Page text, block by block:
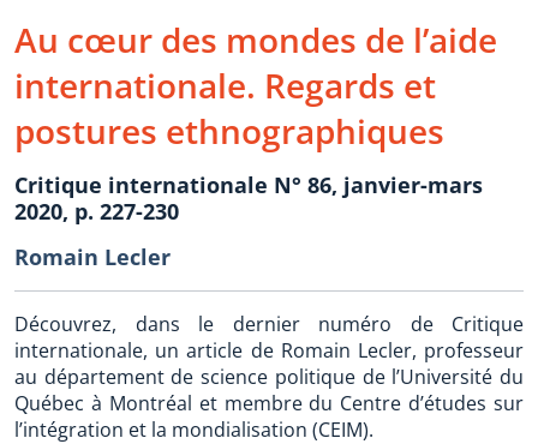
Au cœur des mondes de l’aide
internationale. Regards et
postures ethnographiques
Critique internationale N° 86, janvier-mars
2020, p. 227-230
Romain Lecler
Découvrez, dans le dernier numéro de Critique
internationale, un article de Romain Lecler, professeur
au département de science politique de l’Université du
Québec à Montréal et membre du Centre d’études sur
l’intégration et la mondialisation (CEIM).